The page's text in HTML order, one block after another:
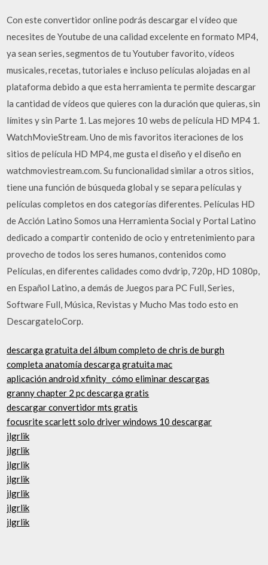
Con este convertidor online podrás descargar el vídeo que
necesites de Youtube de una calidad excelente en formato MP4,
ya sean series, segmentos de tu Youtuber favorito, vídeos
musicales, recetas, tutoriales e incluso películas alojadas en al
plataforma debido a que esta herramienta te permite descargar
la cantidad de vídeos que quieres con la duración que quieras, sin
límites y sin Parte 1. Las mejores 10 webs de película HD MP4 1.
WatchMovieStream. Uno de mis favoritos iteraciones de los
sitios de película HD MP4, me gusta el diseño y el diseño en
watchmoviestream.com. Su funcionalidad similar a otros sitios,
tiene una función de búsqueda global y se separa películas y
películas completos en dos categorías diferentes. Películas HD
de Acción Latino Somos una Herramienta Social y Portal Latino
dedicado a compartir contenido de ocio y entretenimiento para
provecho de todos los seres humanos, contenidos como
Películas, en diferentes calidades como dvdrip, 720p, HD 1080p,
en Español Latino, a demás de Juegos para PC Full, Series,
Software Full, Música, Revistas y Mucho Mas todo esto en
DescargateloCorp.
descarga gratuita del álbum completo de chris de burgh
completa anatomía descarga gratuita mac
aplicación android xfinity_ cómo eliminar descargas
granny chapter 2 pc descarga gratis
descargar convertidor mts gratis
focusrite scarlett solo driver windows 10 descargar
jlgrlik
jlgrlik
jlgrlik
jlgrlik
jlgrlik
jlgrlik
jlgrlik